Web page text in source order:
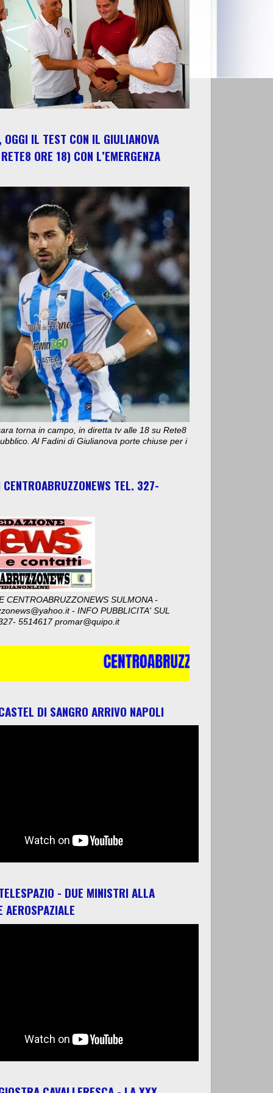
OGGI IL TEST CON IL GIULIANOVA
ORE 18) CON L’EMERGENZA
torna in campo, in diretta tv alle 18 su Rete8
Al Fadini di Giulianova porte chiuse per i
CENTROABRUZZONEWS TEL. 327-
CENTROABRUZZONEWS SULMONA -
- INFO PUBBLICITA' SUL
5514617 promar@quipo.it
DI SANGRO ARRIVO NAPOLI
- DUE MINISTRI ALLA
AEROSPAZIALE